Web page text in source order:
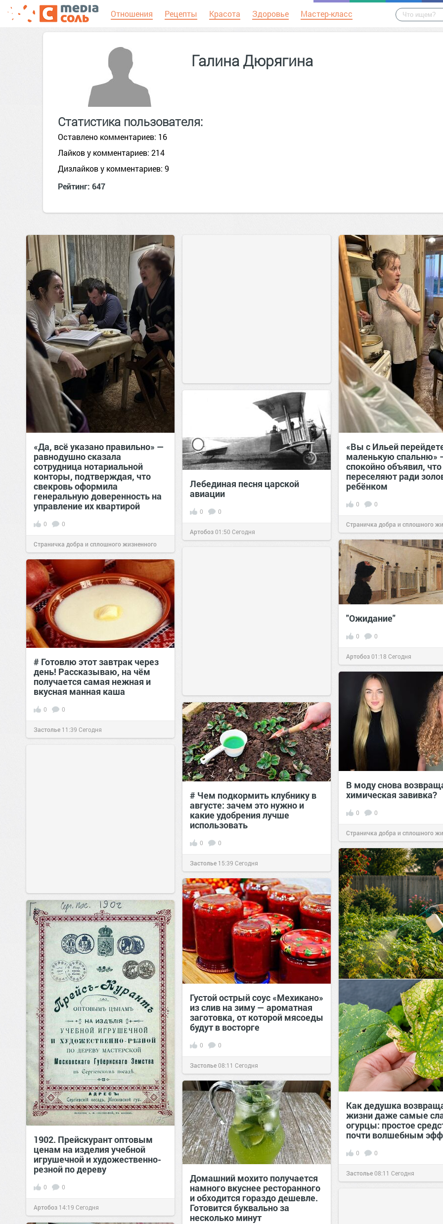
Отношения Рецепты Красота Здоровье Мастер-класс
Галина Дюрягина
Статистика пользователя:
Оставлено комментариев: 16
Лайков у комментариев: 214
Дизлайков у комментариев: 9
Рейтинг: 647
«Да, всё указано правильно» —
равнодушно сказала
сотрудница нотариальной
конторы, подтверждая, что
свекровь оформила
генеральную доверенность на
управление их квартирой
0 0
Страничка добра и сплошного жизненного
позитива!17:38Сегодня
«Вы с Ильей
маленькую
спокойно объявил,
переселяют ради
ребёнком
0 0
Страничка добра и сплошного
позитива!17:38Сегодня
Лебединая песня царской
авиации
0 0
Артобоз01:50 Сегодня
"Ожидание"
0 0
Артобоз01:18 Сегодня
# Готовлю этот завтрак через
день! Рассказываю, на чём
получается самая нежная и
вкусная манная каша
0 0
Застолье 11:39 Сегодня
В моду снова
химическая завивка?
0 0
Страничка добра и сплошного
позитива!11:38Сегодня
# Чем подкормить клубнику в
августе: зачем это нужно и
какие удобрения лучше
использовать
0 0
Застолье 15:39 Сегодня
Как дедушка
жизни даже самые
огурцы: простое
почти волшебным
0 0
Застолье08:11 Сегодня
Густой острый соус «Мехикано»
из слив на зиму — ароматная
заготовка, от которой мясоеды
будут в восторге
0 0
Застолье08:11 Сегодня
1902. Прейскурант оптовым
ценам на изделия учебной
игрушечной и художественно-
резной по дереву
0 0
Артобоз 14:19 Сегодня
Домашний мохито получается
намного вкуснее ресторанного
и обходится гораздо дешевле.
Готовится буквально за
несколько минут